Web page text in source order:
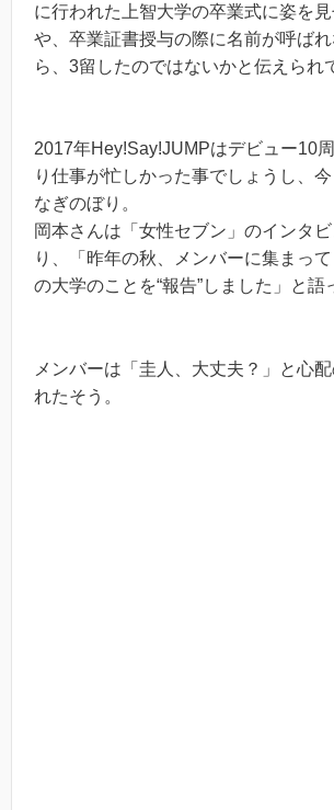
に行われた上智大学の卒業式に姿を
や、卒業証書授与の際に名前が呼ば
ら、3留したのではないかと伝えられ
2017年Hey!Say!JUMPはデビュー10
り仕事が忙しかった事でしょうし、
なぎのぼり。
岡本さんは「女性セブン」のインタ
り、「昨年の秋、メンバーに集まって
の大学のことを“報告”しました」と語
メンバーは「圭人、大丈夫？」と心
れたそう。